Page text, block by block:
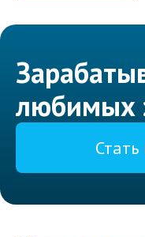
любимых